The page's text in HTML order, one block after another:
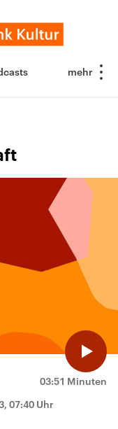
03:51 Minuten
07:40 Uhr